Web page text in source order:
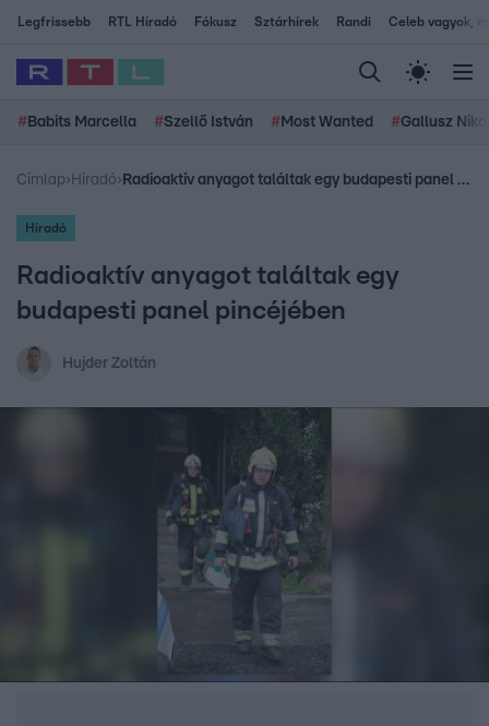
Legfrissebb RTL Híradó Fókusz Sztárhírek Randi Celeb vagyok,
# Babits Marcella #Szellő István # Most Wanted #Gallusz
Címlap› Híradó› Radioaktív anyagot találtak egy budapesti panel pincéjében
Híradó
Radioaktív anyagot találtak egy
budapesti panel pincéjében
Hujder Zoltán